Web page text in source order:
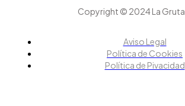
Copyright © 2024 La Gruta.
Aviso Legal
Política de Cookies
Política de Pivacidad